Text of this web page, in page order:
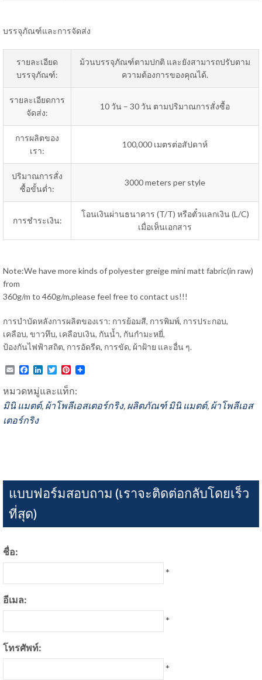
บรรจุภัณฑ์และการจัดส่ง
รายละเอียด
บรรจุภัณฑ์:
ม้วนบรรจุภัณฑ์ตามปกติ และยังสามารถปรับตาม
ความต้องการของคุณได้.
รายละเอียดการ
จัดส่ง:
10 วัน – 30 วัน ตามปริมาณการสั่งซื้อ
การผลิตของ
เรา:
100,000 เมตรต่อสัปดาห์
ปริมาณการสั่ง
ซื้อขั้นต่ำ:
3000 meters per style
การชำระเงิน:
โอนเงินผ่านธนาคาร (T/T) หรือตั๋วแลกเงิน (L/C)
เมื่อเห็นเอกสาร
Note:We have more kinds of polyester greige mini matt fabric(in raw)
from
360g/m to 460g/m,please feel free to contact us!!!
การบำบัดหลังการผลิตของเรา: การย้อมสี, การพิมพ์, การประกอบ,
เคลือบ, ขาวทึบ, เคลือบเงิน, กันน้ำ, กันกำมะหยี่,
ป้องกันไฟฟ้าสถิต, การอัดรีด, การขัด, ผ้าฝ้าย และอื่น ๆ.
EmailFacebook
LinkedIn
TwitterPinterest
หมวดหมู่และแท็ก:
มินิ แมตต์, ผ้าโพลีเอสเตอร์กริง, ผลิตภัณฑ์ มินิ แมตต์, ผ้าโพลีเอส
เตอร์กริง
แบบฟอร์มสอบถาม (เราจะติดต่อกลับโดยเร็ว
ที่สุด)
ชื่อ:
*
อีเมล:
*
โทรศัพท์:
*